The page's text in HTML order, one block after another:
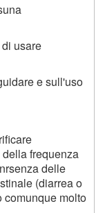
usare
e sull'uso
frequenza
delle
(diarrea o
comunque molto